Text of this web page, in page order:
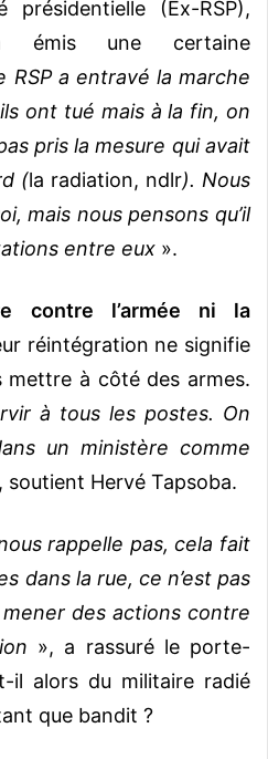
présidentielle (Ex-RSP),
émis une certaine
RSP a entravé la marche
ont tué mais à la fin, on
pris la mesure qui avait
(la radiation, ndlr). Nous
mais nous pensons qu’il
entre eux ».
contre l’armée ni la
réintégration ne signifie
mettre à côté des armes.
à tous les postes. On
un ministère comme
soutient Hervé Tapsoba.
rappelle pas, cela fait
dans la rue, ce n’est pas
des actions contre
», a rassuré le porte-
il alors du militaire radié
que bandit ?